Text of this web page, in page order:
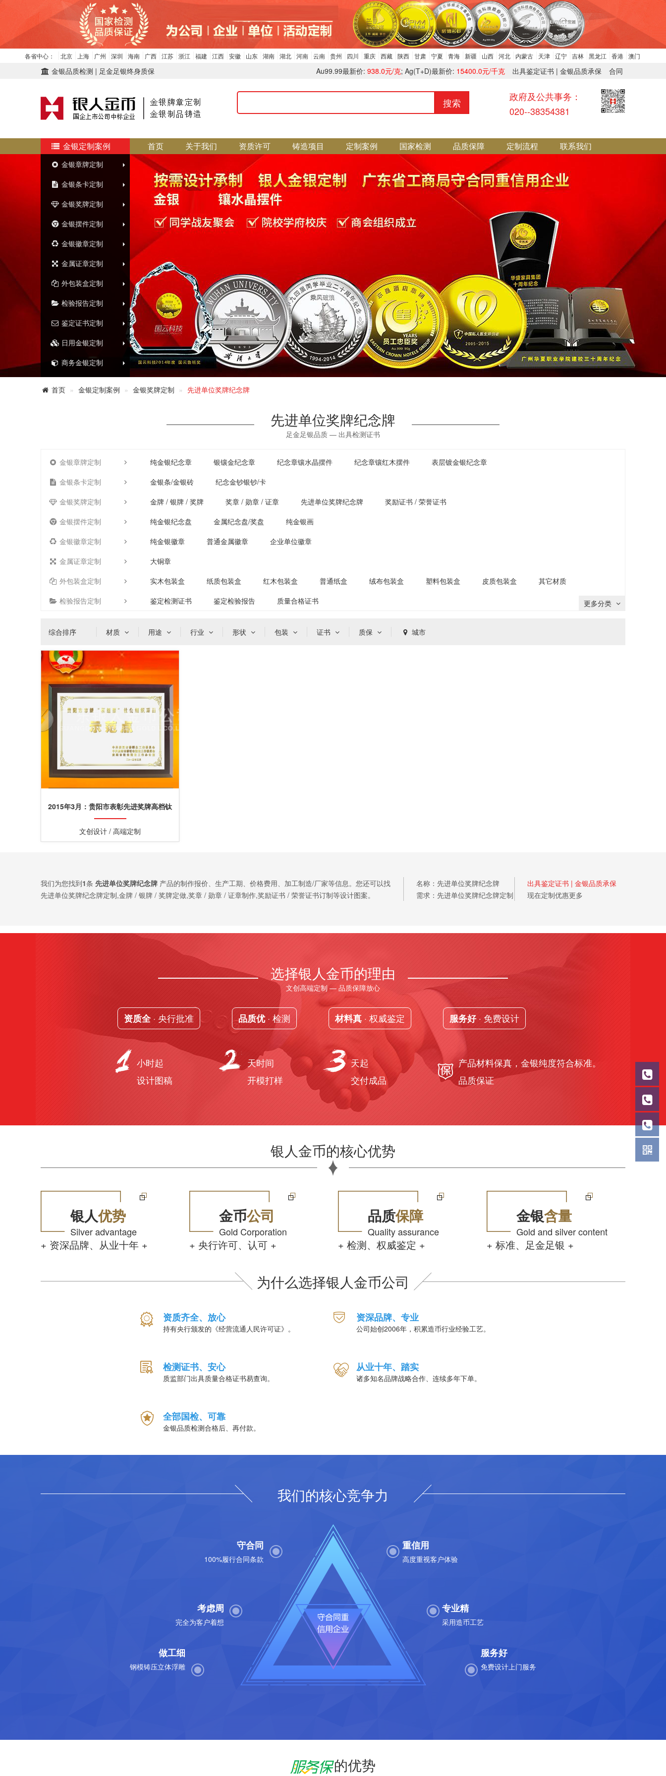
各省中心： 北京 上海 广州 深圳 海南 广西 江苏 浙江 福建 江西 安徽 山东 湖南 湖北 河南 云南 贵州 四川 重庆 西藏 陕西 甘肃 宁夏 青海 新疆 山西 河北 内蒙古 天津 辽宁 吉林 黑龙江 香港 澳门
金银品质检测 | 足金足银终身质保 合同
出具鉴定证书 | 金银品质承保
Au99.99最新价: 938.0元/克; Ag(T+D)最新价: 15400.0元/千克
搜索
政府及公共事务：
020--38354381
金银定制案例
金银章牌定制
金银条卡定制
金银奖牌定制
金银摆件定制
金银徽章定制
金属证章定制
外包装盒定制
检验报告定制
鉴定证书定制
日用金银定制
商务金银定制
首页 关于我们 资质许可 铸造项目 定制案例 国家检测 品质保障 定制流程 联系我们
首页 金银定制案例 金银奖牌定制 先进单位奖牌纪念牌
先进单位奖牌纪念牌
足金足银品质 — 出具检测证书
金银章牌定制 纯金银纪念章 银镶金纪念章 纪念章镶水晶摆件 纪念章镶红木摆件
表层镀金银纪念章
金银条卡定制
金银条/金银砖
纪念金钞银钞/卡
金银奖牌定制
金牌 / 银牌 / 奖牌 奖章 / 勋章 / 证章 先进单位奖牌纪念牌
奖励证书 / 荣誉证书
金银摆件定制
纯金银纪念盘 金属纪念盘/奖盘
纯金银画
金银徽章定制
纯金银徽章 普通金属徽章
企业单位徽章
金属证章定制
大铜章
外包装盒定制
实木包装盒 纸质包装盒 红木包装盒 普通纸盒 绒布包装盒 塑料包装盒 皮质包装盒
其它材质
检验报告定制
鉴定检测证书 鉴定检验报告 质量合格证书 更多分类
综合排序 材质 用途 行业 形状 包装 证书 质保 城市
2015年3月：贵阳市表彰先进奖牌高档钛
金奖牌定制
文创设计 / 高端定制
我们为您找到1条 先进单位奖牌纪念牌 产品的制作报价、生产工期、价格费用、加工制造/厂家等信息。您还可以找
先进单位奖牌纪念牌定制,金牌 / 银牌 / 奖牌定做,奖章 / 勋章 / 证章制作,奖励证书 / 荣誉证书订制等设计图案。
名称：先进单位奖牌纪念牌
需求：先进单位奖牌纪念牌定制
出具鉴定证书 | 金银品质承保
现在定制优惠更多
选择银人金币的理由
文创高端定制 — 品质保障放心
资质全· 央行批准 品质优· 检测 材料真 · 权威鉴定 服务好· 免费设计
小时起
设计图稿
天时间
开模打样
天起
交付成品
产品材料保真，金银纯度符合标准。
品质保证
银人金币的核心优势
银人优势
Silver advantage
+ 资深品牌、从业十年 +
金币公司
Gold Corporation
+ 央行许可、认可 +
品质保障
Quality assurance
+ 检测、权威鉴定 +
金银含量
Gold and silver content
+ 标准、足金足银 +
为什么选择银人金币公司
资质齐全、放心
持有央行颁发的《经营流通人民许可证》。
资深品牌、专业
公司始创2006年，积累造币行业经验工艺。
检测证书、安心
质监部门出具质量合格证书易查询。
从业十年、踏实
诸多知名品牌战略合作、连续多年下单。
全部国检、可靠
金银品质检测合格后、再付款。
我们的核心竞争力
守合同
100%履行合同条款
重信用
高度重视客户体验
考虑周
完全为客户着想
专业精
采用造币工艺
做工细
钢模铸压立体浮雕
服务好
免费设计上门服务
的优势